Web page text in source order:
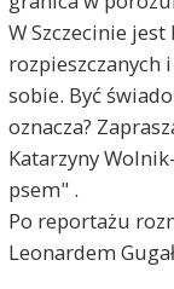
W Szczecinie
rozpieszczanych
sobie. Być
oznacza?
Katarzyny
psem" .
Po reportażu
Leonardem